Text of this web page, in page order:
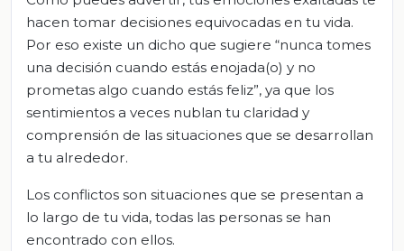
hacen tomar decisiones equivocadas en tu vida.
Por eso existe un dicho que sugiere “nunca tomes
una decisión cuando estás enojada(o) y no
prometas algo cuando estás feliz”, ya que los
sentimientos a veces nublan tu claridad y
comprensión de las situaciones que se desarrollan
a tu alrededor.
Los conflictos son situaciones que se presentan a
lo largo de tu vida, todas las personas se han
encontrado con ellos.